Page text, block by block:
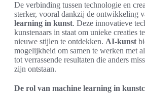
De verbinding tussen technologie en
sterker, vooral dankzij de ontwikkeling
learning in kunst. Deze innovatieve
kunstenaars in staat om unieke creaties
nieuwe stijlen te ontdekken. AI-kunst
mogelijkheid om samen te werken met
tot verrassende resultaten die anders
zijn ontstaan.
De rol van machine learning in